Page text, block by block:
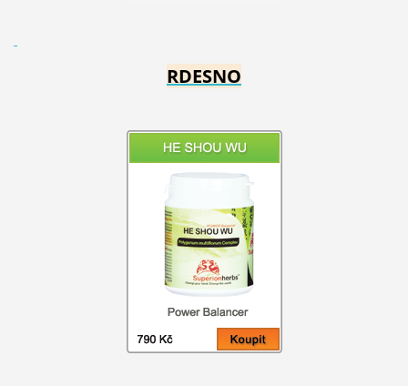
RDESNO